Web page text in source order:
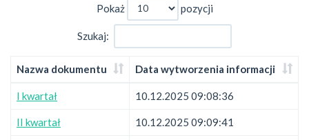
Pokaż pozycji
Szukaj:
Nazwa dokumentu Data wytworzenia informacji
I kwartał 10.12.2025 09:08:36
II kwartał 10.12.2025 09:09:41